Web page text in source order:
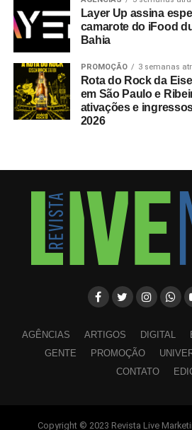
Layer Up assina
camarote do iFood
Bahia
PROMOÇÃO 3 semanas
Rota do Rock da
em São Paulo e
ativações e
2026
AGÊNCIAS ARTIGOS DIGITAL
GENTE
PROMOÇÃO
CONTATO
Copyright © 2023 Revista Live